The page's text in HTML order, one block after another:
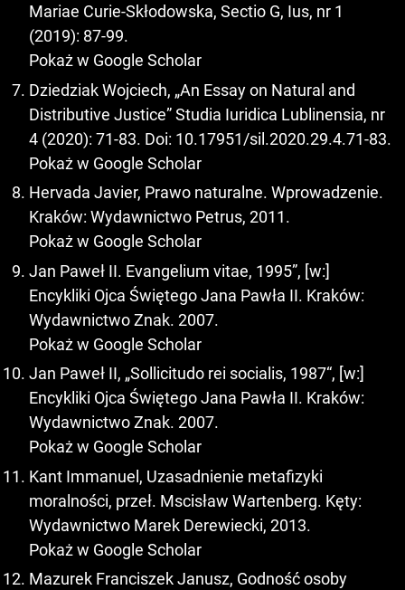
Mariae Curie-Skłodowska, Sectio G, Ius, nr 1
(2019): 87-99.
Pokaż w Google Scholar
Dziedziak Wojciech, „An Essay on Natural and
Distributive Justice” Studia Iuridica Lublinensia, nr
4 (2020): 71-83. Doi: 10.17951/sil.2020.29.4.71-83.
Pokaż w Google Scholar
Hervada Javier, Prawo naturalne. Wprowadzenie.
Kraków: Wydawnictwo Petrus, 2011.
Pokaż w Google Scholar
Jan Paweł II. Evangelium vitae, 1995”, [w:]
Encykliki Ojca Świętego Jana Pawła II. Kraków:
Wydawnictwo Znak. 2007.
Pokaż w Google Scholar
Jan Paweł II, „Sollicitudo rei socialis, 1987“, [w:]
Encykliki Ojca Świętego Jana Pawła II. Kraków:
Wydawnictwo Znak. 2007.
Pokaż w Google Scholar
Kant Immanuel, Uzasadnienie metafizyki
moralności, przeł. Mscisław Wartenberg. Kęty:
Wydawnictwo Marek Derewiecki, 2013.
Pokaż w Google Scholar
Mazurek Franciszek Janusz, Godność osoby